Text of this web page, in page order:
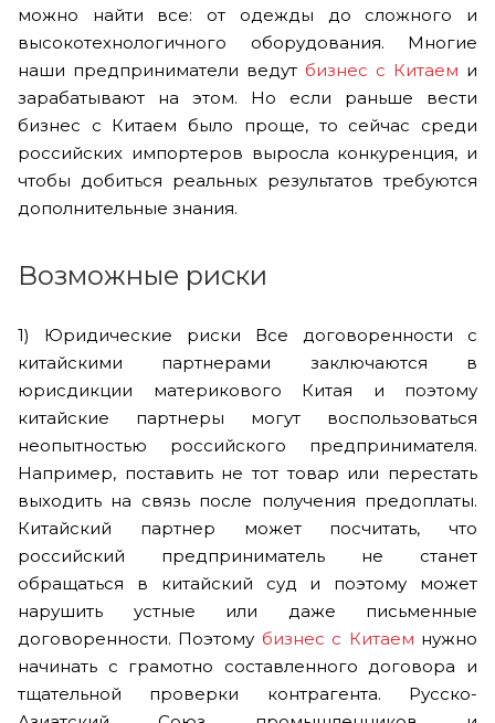
можно найти все: от одежды до сложного и
высокотехнологичного оборудования. Многие
наши предприниматели ведут бизнес с Китаем и
зарабатывают на этом. Но если раньше вести
бизнес с Китаем было проще, то сейчас среди
российских импортеров выросла конкуренция, и
чтобы добиться реальных результатов требуются
дополнительные знания.
Возможные риски
1) Юридические риски Все договоренности с
китайскими партнерами заключаются в
юрисдикции материкового Китая и поэтому
китайские партнеры могут воспользоваться
неопытностью российского предпринимателя.
Например, поставить не тот товар или перестать
выходить на связь после получения предоплаты.
Китайский партнер может посчитать, что
российский предприниматель не станет
обращаться в китайский суд и поэтому может
нарушить устные или даже письменные
договоренности. Поэтому бизнес с Китаем нужно
начинать с грамотно составленного договора и
тщательной проверки контрагента. Русско-